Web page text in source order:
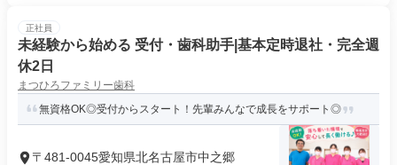
正社員
未経験から始める 受付・歯科助手|基本定時退社・完全週
休2日
まつひろファミリー歯科
無資格OK◎受付からスタート！先輩みんなで成長をサポート◎
〒481-0045愛知県北名古屋市中之郷